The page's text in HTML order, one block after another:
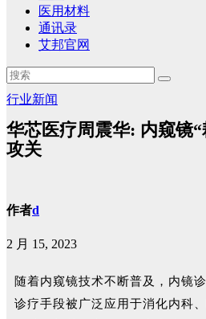
医用材料
通讯录
艾邦官网
行业新闻
华芯医疗周震华: 内窥镜
攻关
作者d
2 月 15, 2023
随着内窥镜技术不断普及，内镜
诊疗手段被广泛应用于消化内科